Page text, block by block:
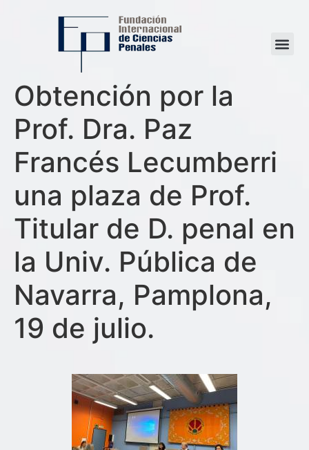
Obtención por la
Prof. Dra. Paz
Francés Lecumberri
una plaza de Prof.
Titular de D. penal en
la Univ. Pública de
Navarra, Pamplona,
19 de julio.